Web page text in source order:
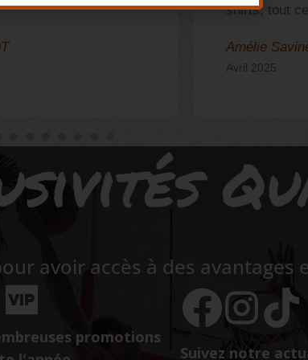
shirts, tout
Amélie
Avril 2025
avoir accès à des avantages
promotions
Suivez notre